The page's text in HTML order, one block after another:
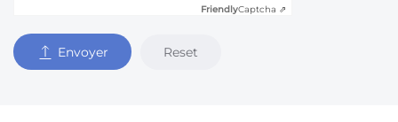
FriendlyCaptcha ⇗
Envoyer Reset